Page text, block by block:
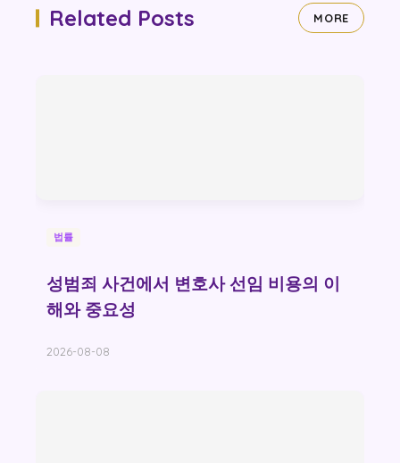
Related Posts MORE
법률
성범죄 사건에서 변호사 선임 비용의 이
해와 중요성
2026-08-08